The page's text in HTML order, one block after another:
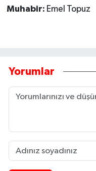
Muhabir: Emel Topuz
Yorumlar
Spor
Künye